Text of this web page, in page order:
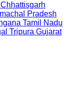
Chhattisgarh
Pradesh
Tamil Nadu
Tripura Gujarat